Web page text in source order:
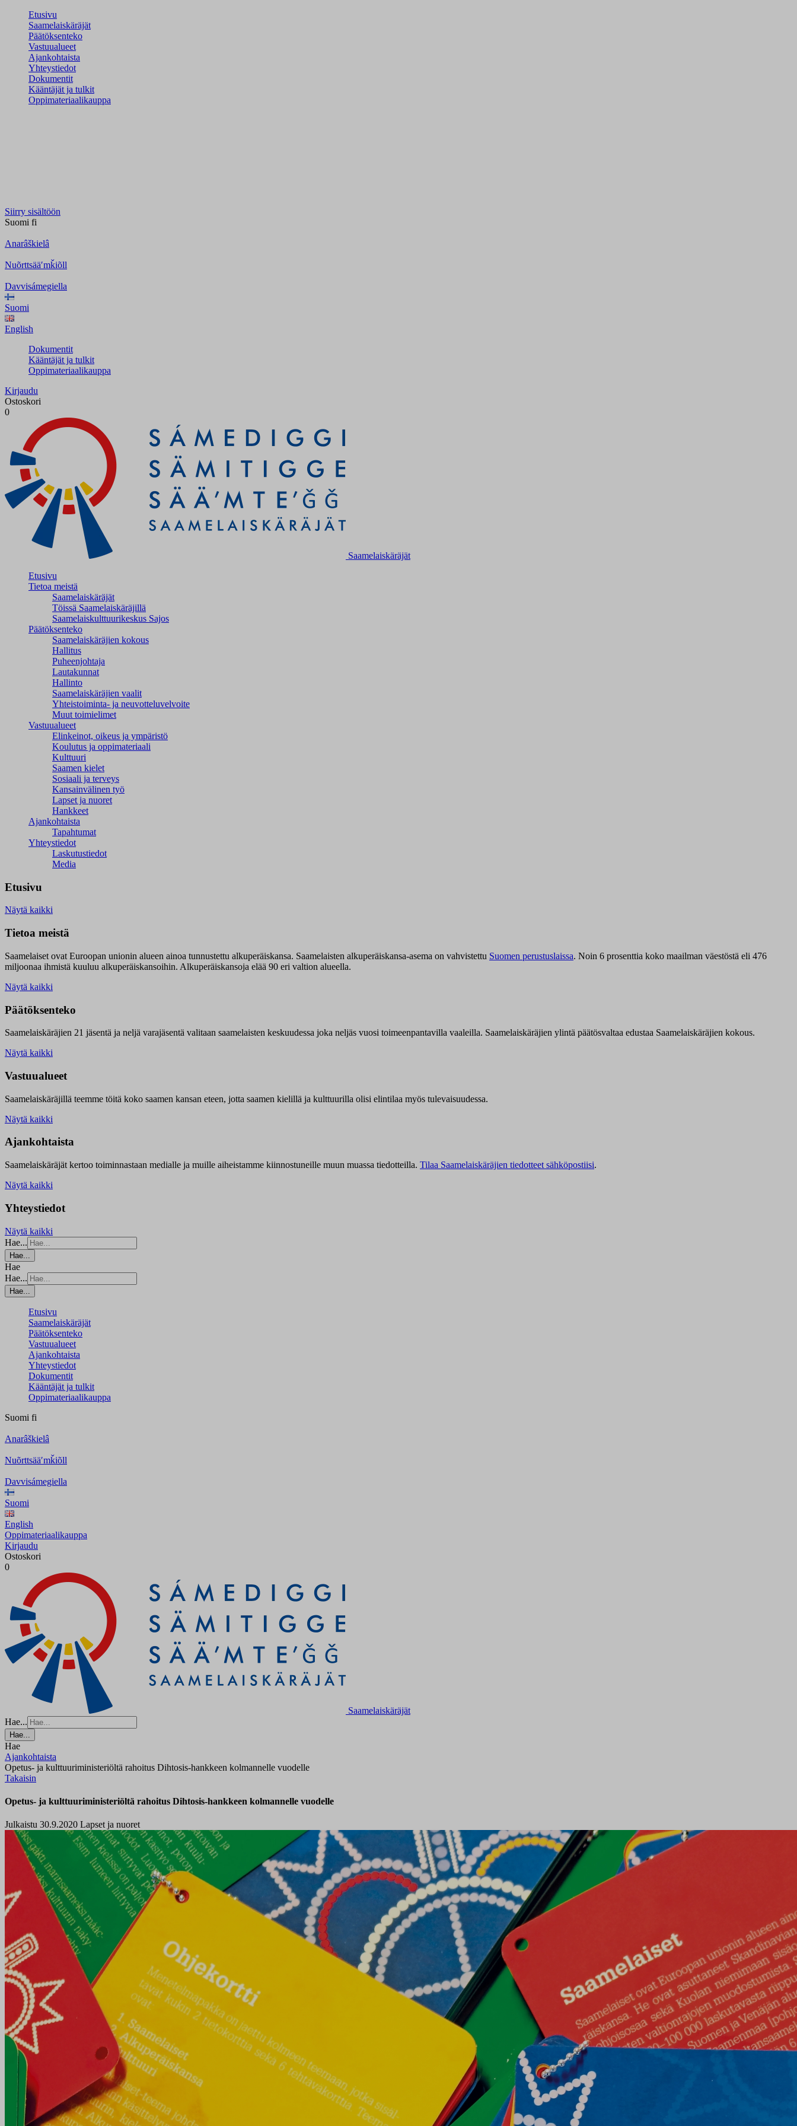
Etusivu
Saamelaiskäräjät
Päätöksenteko
Vastuualueet
Ajankohtaista
Yhteystiedot
Dokumentit
Kääntäjät ja tulkit
Oppimateriaalikauppa
Siirry sisältöön
Suomi fi
Anarâškielâ
Nuõrttsääʹmǩiõll
Davvisámegiella
Suomi
English
Dokumentit
Kääntäjät ja tulkit
Oppimateriaalikauppa
Kirjaudu
Ostoskori
0
Saamelaiskäräjät
Etusivu
Tietoa meistä
Saamelaiskäräjät
Töissä Saamelaiskäräjillä
Saamelaiskulttuuri­keskus Sajos
Päätöksenteko
Saamelaiskäräjien kokous
Hallitus
Puheenjohtaja
Lautakunnat
Hallinto
Saamelaiskäräjien vaalit
Yhteistoiminta- ja neuvotteluvelvoite
Muut toimielimet
Vastuualueet
Elinkeinot, oikeus ja ympäristö
Koulutus ja oppimateriaali
Kulttuuri
Saamen kielet
Sosiaali ja terveys
Kansainvälinen työ
Lapset ja nuoret
Hankkeet
Ajankohtaista
Tapahtumat
Yhteystiedot
Laskutustiedot
Media
Etusivu
Näytä kaikki
Tietoa meistä
Saamelaiset ovat Euroopan unionin alueen ainoa tunnustettu alkuperäiskansa. Saamelaisten alkuperäiskansa-asema on vahvistettu Suomen perustuslaissa. Noin 6 prosenttia koko maailman väestöstä eli 476
miljoonaa ihmistä kuuluu alkuperäiskansoihin. Alkuperäiskansoja elää 90 eri valtion alueella.
Näytä kaikki
Päätöksenteko
Saamelaiskäräjien 21 jäsentä ja neljä varajäsentä valitaan saamelaisten keskuudessa joka neljäs vuosi toimeenpantavilla vaaleilla. Saamelaiskäräjien ylintä päätösvaltaa edustaa Saamelaiskäräjien kokous.
Näytä kaikki
Vastuualueet
Saamelaiskäräjillä teemme töitä koko saamen kansan eteen, jotta saamen kielillä ja kulttuurilla olisi elintilaa myös tulevaisuudessa.
Näytä kaikki
Ajankohtaista
Saamelaiskäräjät kertoo toiminnastaan medialle ja muille aiheistamme kiinnostuneille muun muassa tiedotteilla. Tilaa Saamelaiskäräjien tiedotteet sähköpostiisi.
Näytä kaikki
Yhteystiedot
Näytä kaikki
Hae...
Hae...
Hae
Hae...
Hae...
Etusivu
Saamelaiskäräjät
Päätöksenteko
Vastuualueet
Ajankohtaista
Yhteystiedot
Dokumentit
Kääntäjät ja tulkit
Oppimateriaalikauppa
Suomi fi
Anarâškielâ
Nuõrttsääʹmǩiõll
Davvisámegiella
Suomi
English
Oppimateriaalikauppa
Kirjaudu
Ostoskori
0
Saamelaiskäräjät
Hae...
Hae...
Hae
Ajankohtaista
Opetus- ja kulttuuriministeriöltä rahoitus Dihtosis-hankkeen kolmannelle vuodelle
Takaisin
Opetus- ja kulttuuriministeriöltä rahoitus Dihtosis-hankkeen kolmannelle vuodelle
Julkaistu 30.9.2020 Lapset ja nuoret